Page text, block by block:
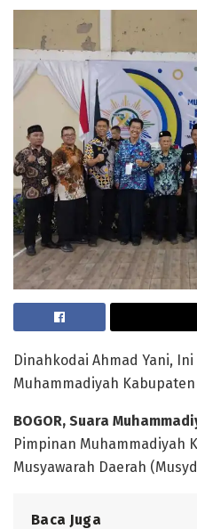
Dinahkodai Ahmad Yani,
Muhammadiyah Kabupaten
BOGOR, Suara
Pimpinan Muhammadiyah
Musyawarah Daerah
Baca Juga